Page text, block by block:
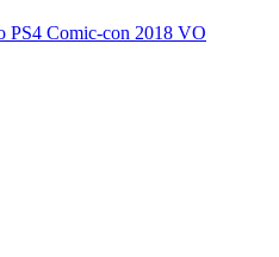
PS4 Comic-con 2018 VO